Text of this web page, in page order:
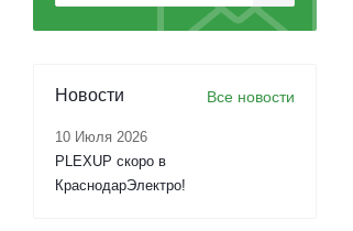
Новости Все новости
10 Июля 2026
PLEXUP скоро в
КраснодарЭлектро!